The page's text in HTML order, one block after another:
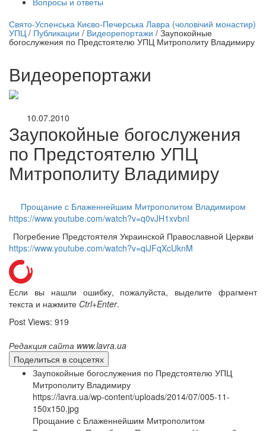
трансляция | 12 сентября
трансляции
Онлайн трансляции
12 сентября 2015Название трансляции
12 сентября 2015Название трансляции
12 сентября 2015Название трансляции
12 сентября 2015Название трансляции
12 сентября 2015Название трансляции
12 сентября 2015Название трансляции
12 сентября 2015
Свято-Успенська Києво-Печерська Лавра (чоловічий монастир)
УПЦ / Публикации / Видеорепортажи / Заупокойные
богослужения по Предстоятелю УПЦ Митрополиту Владимиру
Видеорепортажи
10.07.2010
Заупокойные богослужения
по Предстоятелю УПЦ
Митрополиту Владимиру
Прощание с Блаженнейшим Митрополитом Владимиром
https://www.youtube.com/watch?v=q0vJH1xvbnI
Погребение Предстоятеля Украинской Православной Церкви
https://www.youtube.com/watch?v=qiJFqXcUknM
Если вы нашли ошибку, пожалуйста, выделите фрагмент
текста и нажмите Ctrl+Enter.
Post Views: 919
Редакция сайта www.lavra.ua
Поделиться в соцсетях
Заупокойные богослужения по Предстоятелю УПЦ
Митрополиту Владимиру
https://lavra.ua/wp-content/uploads/2014/07/005-11-
150x150.jpg
Прощание с Блаженнейшим Митрополитом